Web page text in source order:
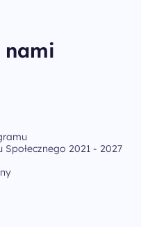
nami
2021 - 2027